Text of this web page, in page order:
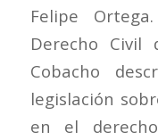
Felipe
Derecho Civil
Cobacho
legislación
en el